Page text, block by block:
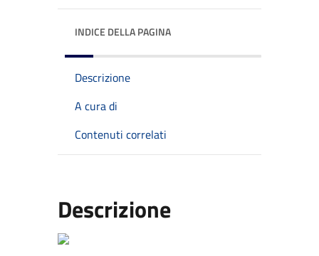
INDICE DELLA PAGINA
Descrizione
A cura di
Contenuti correlati
Descrizione